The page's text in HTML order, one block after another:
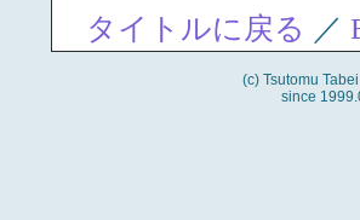
タイトルに戻る ／
(c) Tsutomu
since